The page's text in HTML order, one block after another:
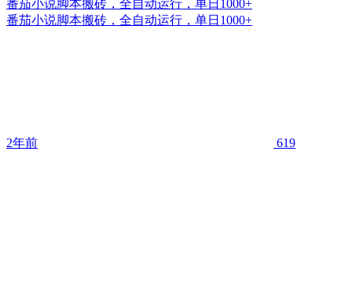
番茄小说脚本搬砖，全自动运行，单日1000+
番茄小说脚本搬砖，全自动运行，单日1000+
2年前 619